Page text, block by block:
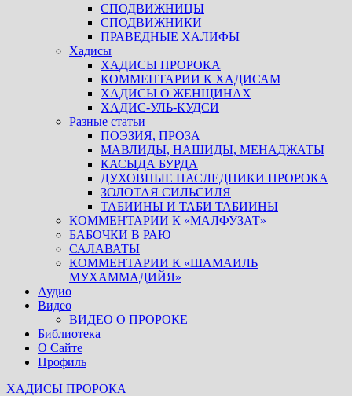
СПОДВИЖНИЦЫ
СПОДВИЖНИКИ
ПРАВЕДНЫЕ ХАЛИФЫ
Хадисы
ХАДИСЫ ПРОРОКА
КОММЕНТАРИИ К ХАДИСАМ
ХАДИСЫ О ЖЕНЩИНАХ
ХАДИС-УЛЬ-КУДСИ
Разные статьи
ПОЭЗИЯ, ПРОЗА
МАВЛИДЫ, НАШИДЫ, МЕНАДЖАТЫ
КАСЫДА БУРДА
ДУХОВНЫЕ НАСЛЕДНИКИ ПРОРОКА
ЗОЛОТАЯ СИЛЬСИЛЯ
ТАБИИНЫ И ТАБИ ТАБИИНЫ
КОММЕНТАРИИ К «МАЛФУЗАТ»
БАБОЧКИ В РАЮ
САЛАВАТЫ
КОММЕНТАРИИ К «ШАМАИЛЬ
МУХАММАДИЙЯ»
Аудио
Видео
ВИДЕО О ПРОРОКЕ
Библиотека
О Сайте
Профиль
ХАДИСЫ ПРОРОКА